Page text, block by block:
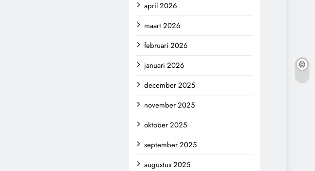
april 2026
maart 2026
februari 2026
januari 2026
december 2025
november 2025
oktober 2025
september 2025
augustus 2025